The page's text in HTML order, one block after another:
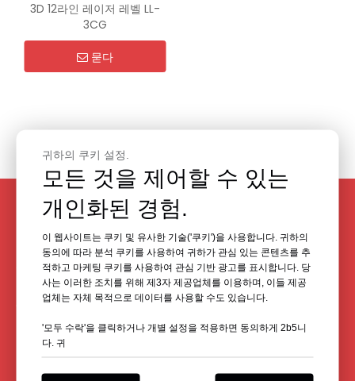
3D 12라인 레이저 레벨 LL-
3CG
묻다
PLINEASY 레이저 레벨 전문가에
게 문의하세요
우리는 귀하가 레이저 레벨에 필요한 품질과 가치를 기한과 예산
에 맞춰 제공하는 데 어려움을 겪지 않도록 도와드립니다.
귀하의 쿠키 설정.
모든 것을 제어할 수 있는
개인화된 경험.
이 웹사이트는 쿠키 및 유사한 기술('쿠키')을 사용합니다. 귀하의
동의에 따라 분석 쿠키를 사용하여 귀하가 관심 있는 콘텐츠를 추
적하고 마케팅 쿠키를 사용하여 관심 기반 광고를 표시합니다. 당
사는 이러한 조치를 위해 제3자 제공업체를 이용하며, 이들 제공
업체는 자체 목적으로 데이터를 사용할 수도 있습니다.
'모두 수락'을 클릭하거나 개별 설정을 적용하면 동의하게 2b5니
다. 귀